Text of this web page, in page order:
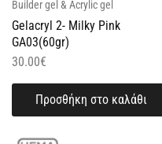
Builder gel & Acrylic gel
Gelacryl 2- Milky Pink
GA03(60gr)
30.00€
Προσθήκη στο καλάθι